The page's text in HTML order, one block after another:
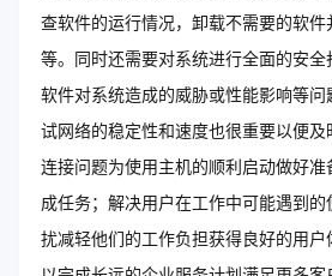
查软件的运行情况，卸载不需要的软
等。同时还需要对系统进行全面的安
软件对系统造成的威胁或性能影响等
试网络的稳定性和速度也很重要以便
连接问题为使用主机的顺利启动做好
成任务；解决用户在工作中可能遇到
扰减轻他们的工作负担获得良好的用